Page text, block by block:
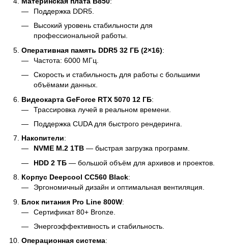
Поддержка DDR5.
Высокий уровень стабильности для
профессиональной работы.
Оперативная память DDR5 32 ГБ (2×16):
Частота: 6000 МГц.
Скорость и стабильность для работы с большими
объёмами данных.
Видеокарта GeForce RTX 5070 12 ГБ:
Трассировка лучей в реальном времени.
Поддержка CUDA для быстрого рендеринга.
Накопители:
NVME M.2 1TB — быстрая загрузка программ.
HDD 2 ТБ — большой объём для архивов и проектов.
Корпус Deepcool CC560 Black:
Эргономичный дизайн и оптимальная вентиляция.
Блок питания Pro Line 800W:
Сертификат 80+ Bronze.
Энергоэффективность и стабильность.
Операционная система: